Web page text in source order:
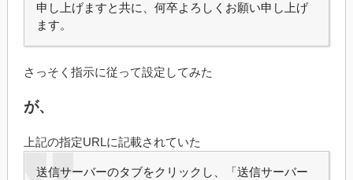
申し上げますと共に、何卒よろしくお願い申し上げ
ます。
さっそく指示に従って設定してみた
が、
上記の指定URLに記載されていた
送信サーバーのタブをクリックし、「送信サーバー